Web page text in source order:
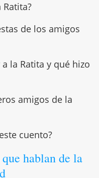
de los amigos
la Ratita y qué hizo
amigos de la
cuento?
hablan de la